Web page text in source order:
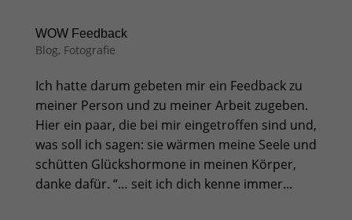
WOW Feedback
Blog, Fotografie
Ich hatte darum gebeten mir ein Feedback zu
meiner Person und zu meiner Arbeit zugeben.
Hier ein paar, die bei mir eingetroffen sind und,
was soll ich sagen: sie wärmen meine Seele und
schütten Glückshormone in meinen Körper,
danke dafür. “… seit ich dich kenne immer...